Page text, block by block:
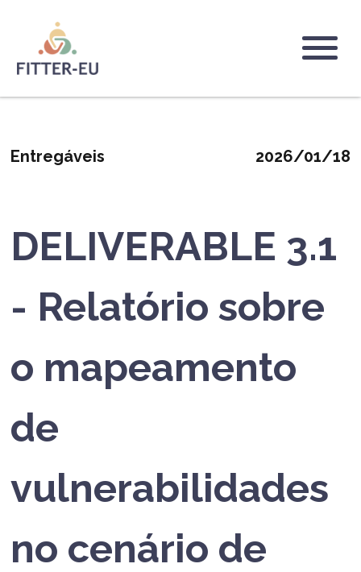
content
Logo
Entregáveis 2026/01/18
DELIVERABLE 3.1
- Relatório sobre
o mapeamento
de
vulnerabilidades
no cenário de